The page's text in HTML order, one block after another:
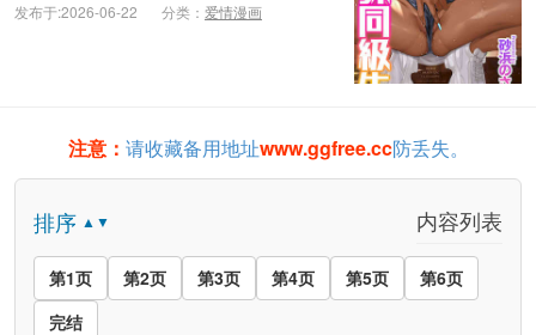
发布于:2026-06-22 分类： 爱情漫画
注意： 请收藏备用地址www.ggfree.cc防丢失。
排序 ▲▼ 内容列表
第1页 第2页 第3页 第4页 第5页
第6页
完结